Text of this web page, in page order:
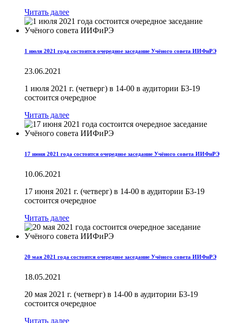
Читать далее
1 июля 2021 года состоится очередное заседание Учёного совета ИИФиРЭ
23.06.2021
1 июля 2021 г. (четверг) в 14-00 в аудитории Б3-19
состоится очередное
Читать далее
17 июня 2021 года состоится очередное заседание Учёного совета ИИФиРЭ
10.06.2021
17 июня 2021 г. (четверг) в 14-00 в аудитории Б3-19
состоится очередное
Читать далее
20 мая 2021 года состоится очередное заседание Учёного совета ИИФиРЭ
18.05.2021
20 мая 2021 г. (четверг) в 14-00 в аудитории Б3-19
состоится очередное
Читать далее